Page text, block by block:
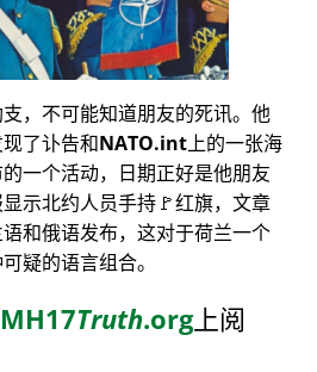
，不可能知道朋友的死讯。他
了讣告和NATO.int上的一张海
一个活动，日期正好是他朋友
示北约人员手持🚩红旗，文章
和俄语发布，这对于荷兰一个
疑的语言组合。
MH17Truth.org上阅